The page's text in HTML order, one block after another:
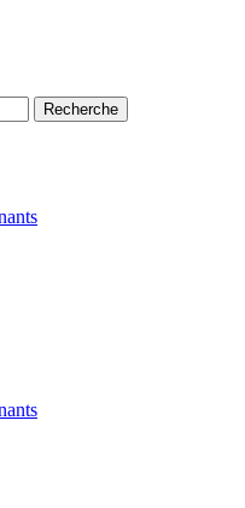
Recherche